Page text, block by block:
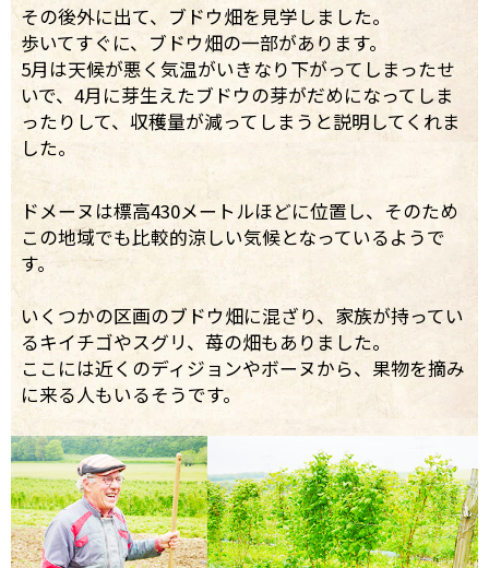
その後外に出て、ブドウ畑を見学しました。
歩いてすぐに、ブドウ畑の一部があります。
5月は天候が悪く気温がいきなり下がってしまったせ
いで、4月に芽生えたブドウの芽がだめになってしま
ったりして、収穫量が減ってしまうと説明してくれま
した。
ドメーヌは標高430メートルほどに位置し、そのため
この地域でも比較的涼しい気候となっているようで
す。
いくつかの区画のブドウ畑に混ざり、家族が持ってい
るキイチゴやスグリ、苺の畑もありました。
ここには近くのディジョンやボーヌから、果物を摘み
に来る人もいるそうです。